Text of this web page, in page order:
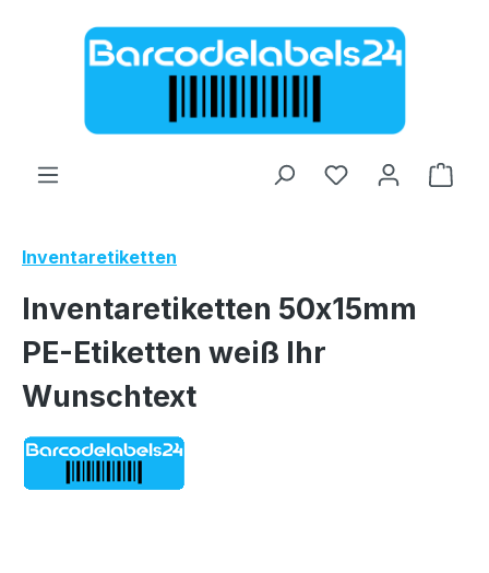
Zum Hauptinhalt springen
Inventaretiketten
Inventaretiketten 50x15mm
PE-Etiketten weiß Ihr
Wunschtext